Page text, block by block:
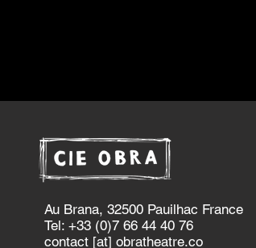
Au Brana, 32500 Pauilhac France
Tel: +33 (0)7 66 44 40 76
contact [at] obratheatre.co